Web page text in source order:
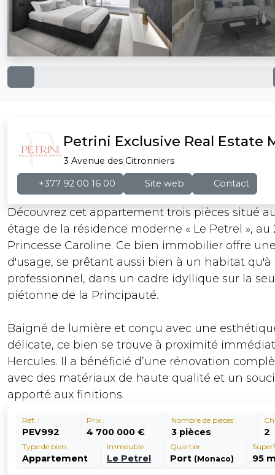
Petrini Exclusive Real Estate
3 Avenue des Citronniers
+377 92 00 16 00 Site web Contact
Découvrez cet appartement trois pièces situé
étage de la résidence moderne « Le Petrel », au
Princesse Caroline. Ce bien immobilier offre
d'usage, se prêtant aussi bien à un habitat
professionnel, dans un cadre idyllique sur la
piétonne de la Principauté.
Baigné de lumière et conçu avec une
délicate, ce bien se trouve à proximité
Hercules. Il a bénéficié d’une rénovation
avec des matériaux de haute qualité et un
apporté aux finitions.
Réf. :
PEV992
Prix :
4 700 000 €
Nombre de pièces :
3 pièces 2
Type de bien :
Appartement
Immeuble :
Le Petrel
Quartier :
Port (Monaco) 95